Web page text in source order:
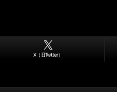
X（旧Twitter）